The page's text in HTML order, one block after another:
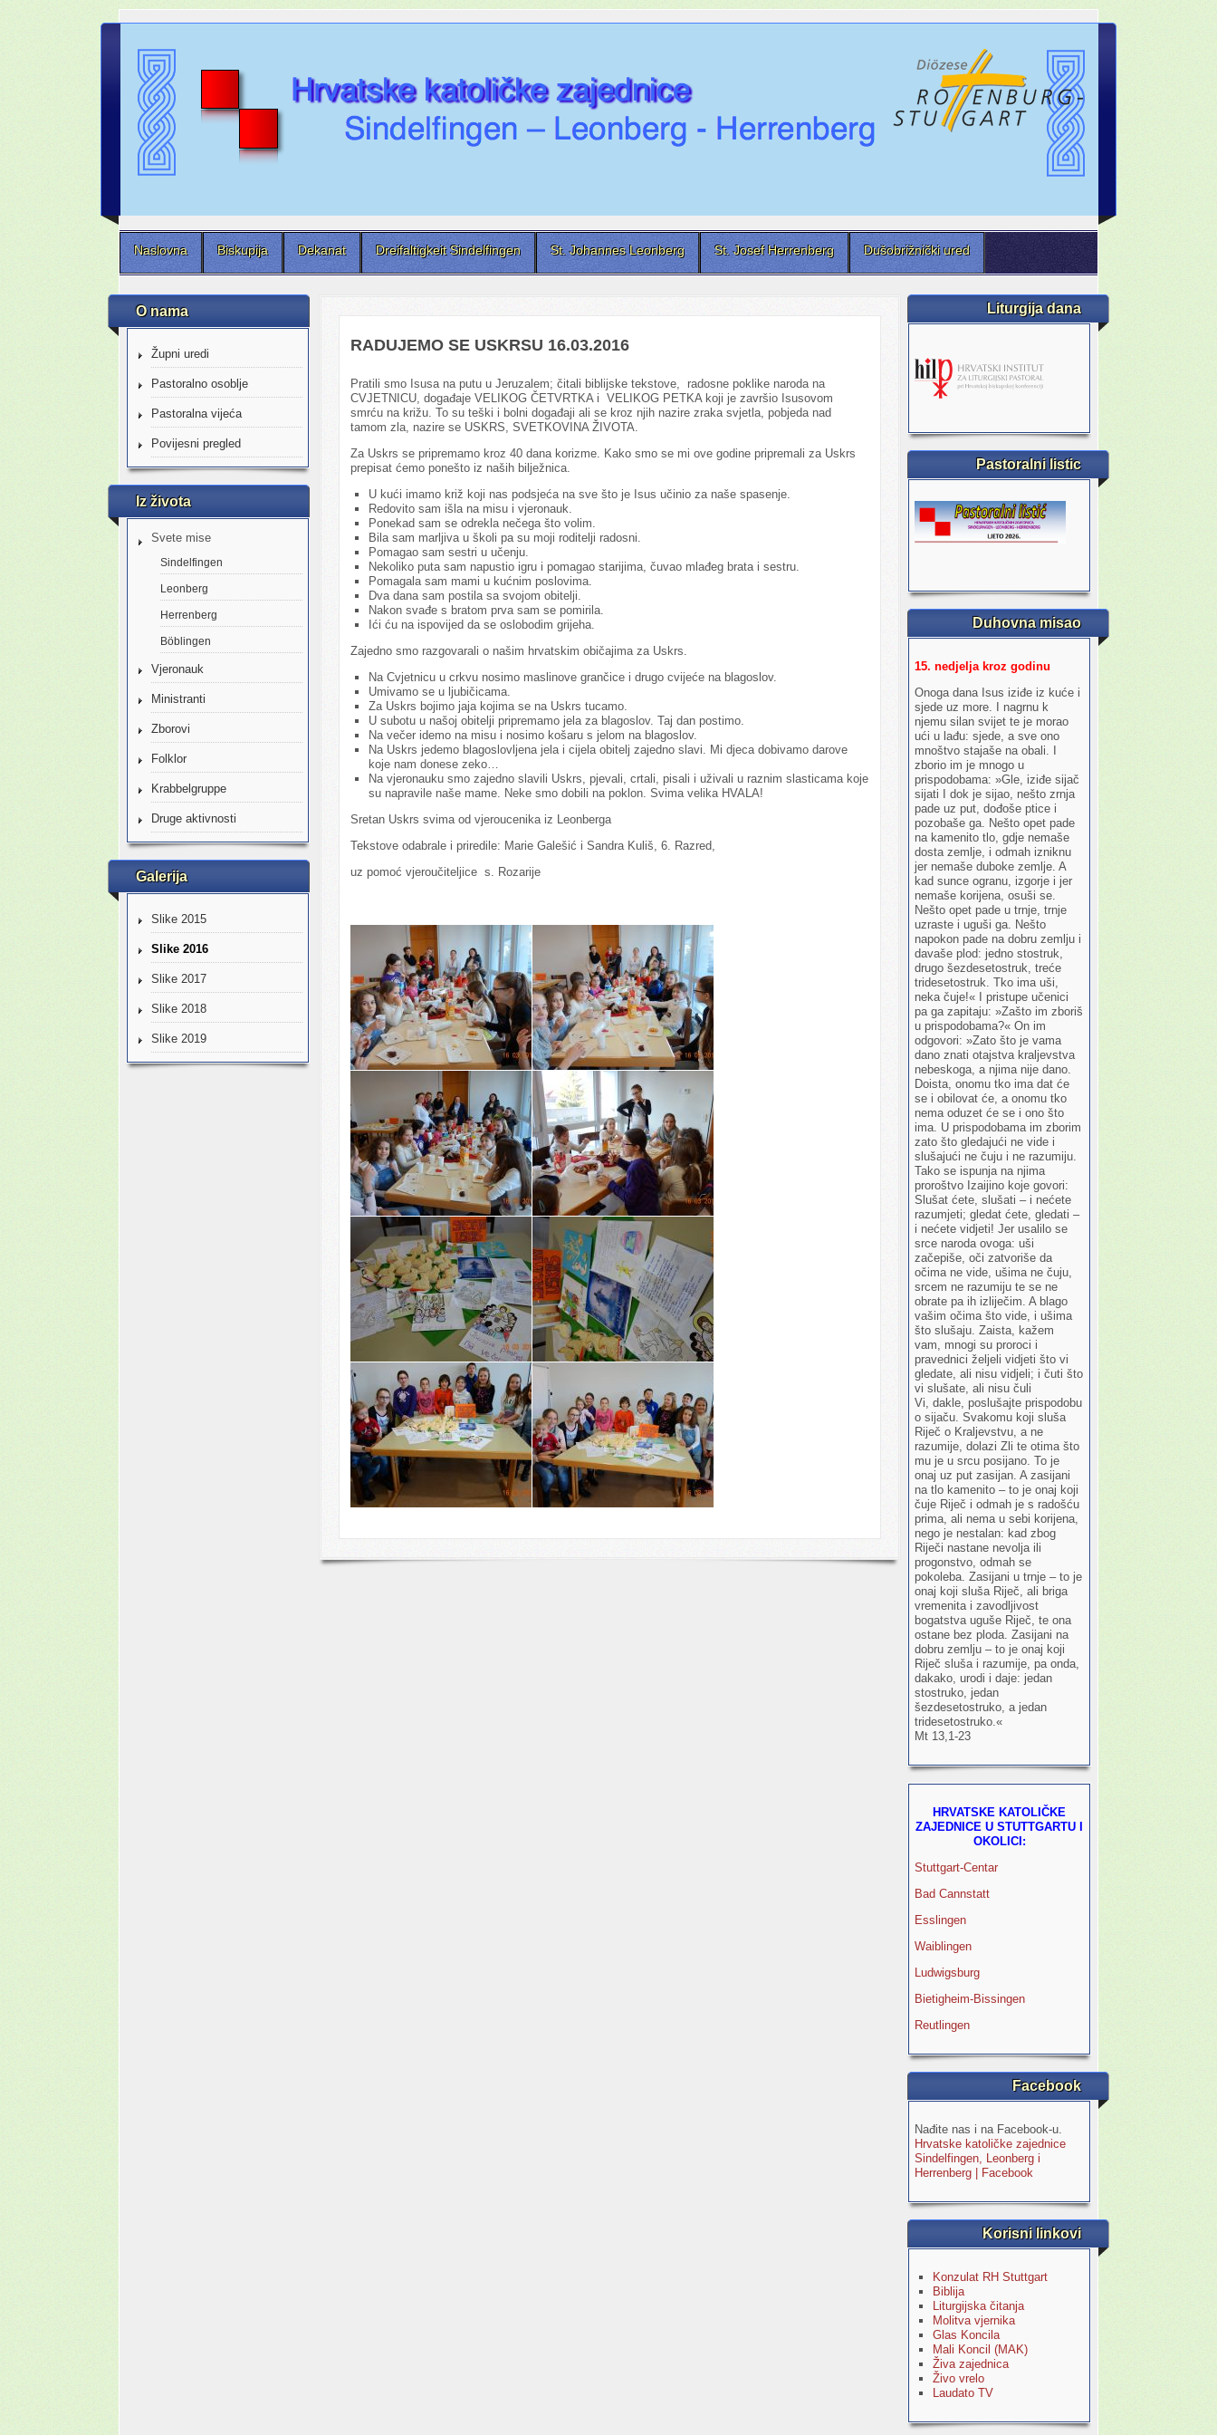
Naslovna Biskupija Dekanat Dreifaltigkeit Sindelfingen St. Johannes Leonberg St. Josef Herrenberg Dušobrižnički ured
O nama
Župni uredi
Pastoralno osoblje
Pastoralna vijeća
Povijesni pregled
Iz života
Svete mise
Sindelfingen
Leonberg
Herrenberg
Böblingen
Vjeronauk
Ministranti
Zborovi
Folklor
Krabbelgruppe
Druge aktivnosti
Galerija
Slike 2015
Slike 2016
Slike 2017
Slike 2018
Slike 2019
RADUJEMO SE USKRSU 16.03.2016
Pratili smo Isusa na putu u Jeruzalem; čitali biblijske tekstove, radosne poklike naroda na
CVJETNICU, događaje VELIKOG ČETVRTKA i VELIKOG PETKA koji je završio Isusovom
smrću na križu. To su teški i bolni događaji ali se kroz njih nazire zraka svjetla, pobjeda nad
tamom zla, nazire se USKRS, SVETKOVINA ŽIVOTA.
Za Uskrs se pripremamo kroz 40 dana korizme. Kako smo se mi ove godine pripremali za Uskrs
prepisat ćemo ponešto iz naših bilježnica.
U kući imamo križ koji nas podsjeća na sve što je Isus učinio za naše spasenje.
Redovito sam išla na misu i vjeronauk.
Ponekad sam se odrekla nečega što volim.
Bila sam marljiva u školi pa su moji roditelji radosni.
Pomagao sam sestri u učenju.
Nekoliko puta sam napustio igru i pomagao starijima, čuvao mlađeg brata i sestru.
Pomagala sam mami u kućnim poslovima.
Dva dana sam postila sa svojom obitelji.
Nakon svađe s bratom prva sam se pomirila.
Ići ću na ispovijed da se oslobodim grijeha.
Zajedno smo razgovarali o našim hrvatskim običajima za Uskrs.
Na Cvjetnicu u crkvu nosimo maslinove grančice i drugo cvijeće na blagoslov.
Umivamo se u ljubičicama.
Za Uskrs bojimo jaja kojima se na Uskrs tucamo.
U subotu u našoj obitelji pripremamo jela za blagoslov. Taj dan postimo.
Na večer idemo na misu i nosimo košaru s jelom na blagoslov.
Na Uskrs jedemo blagoslovljena jela i cijela obitelj zajedno slavi. Mi djeca dobivamo darove
koje nam donese zeko…
Na vjeronauku smo zajedno slavili Uskrs, pjevali, crtali, pisali i uživali u raznim slasticama koje
su napravile naše mame. Neke smo dobili na poklon. Svima velika HVALA!
Sretan Uskrs svima od vjeroucenika iz Leonberga
Tekstove odabrale i priredile: Marie Galešić i Sandra Kuliš, 6. Razred,
uz pomoć vjeroučiteljice s. Rozarije
Liturgija dana
Pastoralni listic
Duhovna misao
15. nedjelja kroz godinu
Onoga dana Isus iziđe iz kuće i
sjede uz more. I nagrnu k
njemu silan svijet te je morao
ući u lađu: sjede, a sve ono
mnoštvo stajaše na obali. I
zborio im je mnogo u
prispodobama: »Gle, iziđe sijač
sijati I dok je sijao, nešto zrnja
pade uz put, dođoše ptice i
pozobaše ga. Nešto opet pade
na kamenito tlo, gdje nemaše
dosta zemlje, i odmah izniknu
jer nemaše duboke zemlje. A
kad sunce ogranu, izgorje i jer
nemaše korijena, osuši se.
Nešto opet pade u trnje, trnje
uzraste i uguši ga. Nešto
napokon pade na dobru zemlju i
davaše plod: jedno stostruk,
drugo šezdesetostruk, treće
tridesetostruk. Tko ima uši,
neka čuje!« I pristupe učenici
pa ga zapitaju: »Zašto im zboriš
u prispodobama?« On im
odgovori: »Zato što je vama
dano znati otajstva kraljevstva
nebeskoga, a njima nije dano.
Doista, onomu tko ima dat će
se i obilovat će, a onomu tko
nema oduzet će se i ono što
ima. U prispodobama im zborim
zato što gledajući ne vide i
slušajući ne čuju i ne razumiju.
Tako se ispunja na njima
proroštvo Izaijino koje govori:
Slušat ćete, slušati – i nećete
razumjeti; gledat ćete, gledati –
i nećete vidjeti! Jer usalilo se
srce naroda ovoga: uši
začepiše, oči zatvoriše da
očima ne vide, ušima ne čuju,
srcem ne razumiju te se ne
obrate pa ih izliječim. A blago
vašim očima što vide, i ušima
što slušaju. Zaista, kažem
vam, mnogi su proroci i
pravednici željeli vidjeti što vi
gledate, ali nisu vidjeli; i čuti što
vi slušate, ali nisu čuli
Vi, dakle, poslušajte prispodobu
o sijaču. Svakomu koji sluša
Riječ o Kraljevstvu, a ne
razumije, dolazi Zli te otima što
mu je u srcu posijano. To je
onaj uz put zasijan. A zasijani
na tlo kamenito – to je onaj koji
čuje Riječ i odmah je s radošću
prima, ali nema u sebi korijena,
nego je nestalan: kad zbog
Riječi nastane nevolja ili
progonstvo, odmah se
pokoleba. Zasijani u trnje – to je
onaj koji sluša Riječ, ali briga
vremenita i zavodljivost
bogatstva uguše Riječ, te ona
ostane bez ploda. Zasijani na
dobru zemlju – to je onaj koji
Riječ sluša i razumije, pa onda,
dakako, urodi i daje: jedan
stostruko, jedan
šezdesetostruko, a jedan
tridesetostruko.«
Mt 13,1-23
HRVATSKE KATOLIČKE
ZAJEDNICE U STUTTGARTU I
OKOLICI:
Stuttgart-Centar
Bad Cannstatt
Esslingen
Waiblingen
Ludwigsburg
Bietigheim-Bissingen
Reutlingen
Facebook
Nađite nas i na Facebook-u.
Hrvatske katoličke zajednice
Sindelfingen, Leonberg i
Herrenberg | Facebook
Korisni linkovi
Konzulat RH Stuttgart
Biblija
Liturgijska čitanja
Molitva vjernika
Glas Koncila
Mali Koncil (MAK)
Živa zajednica
Živo vrelo
Laudato TV